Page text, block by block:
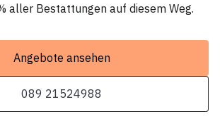
aller Bestattungen auf diesem Weg.
Angebote ansehen
089 21524988